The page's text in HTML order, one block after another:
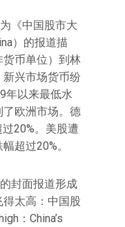
《中国股市大
）的报道描
币单位）到林
兴市场货币纷
年以来最低水
欧洲市场。德
20%。美股遭
超过20%。
封面报道形成
太高：中国股
：China’s